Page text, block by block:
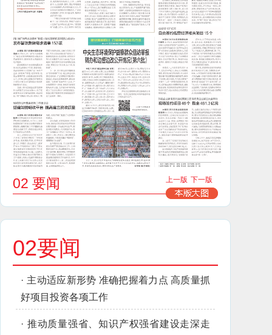
02 要闻 上一版 下一版
02要闻
· 主动适应新形势 准确把握着力点 高质量抓
好项目投资各项工作
· 推动质量强省、知识产权强省建设走深走